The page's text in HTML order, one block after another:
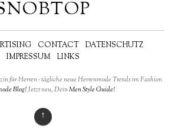
CONTACT
DATENSCHUTZ
IMPRESSUM
LINKS
für Herren - tägliche neue Herrenmode Trends im Fashion
Blog!Jetzt neu, DeinMen Style Guide!
↑